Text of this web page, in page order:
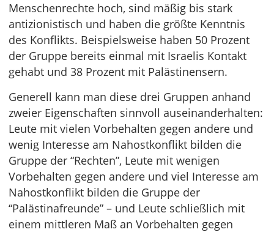
Menschenrechte hoch, sind mäßig bis stark
antizionistisch und haben die größte Kenntnis
des Konflikts. Beispielsweise haben 50 Prozent
der Gruppe bereits einmal mit Israelis Kontakt
gehabt und 38 Prozent mit Palästinensern.
Generell kann man diese drei Gruppen anhand
zweier Eigenschaften sinnvoll auseinanderhalten:
Leute mit vielen Vorbehalten gegen andere und
wenig Interesse am Nahostkonflikt bilden die
Gruppe der “Rechten”, Leute mit wenigen
Vorbehalten gegen andere und viel Interesse am
Nahostkonflikt bilden die Gruppe der
“Palästinafreunde” – und Leute schließlich mit
einem mittleren Maß an Vorbehalten gegen